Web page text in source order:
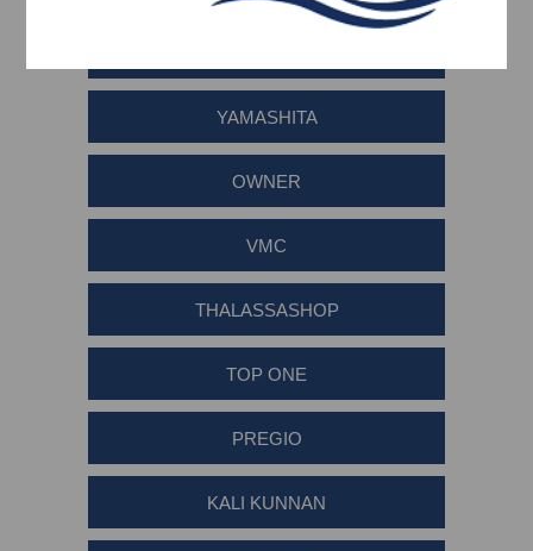
YAMASHITA
OWNER
VMC
THALASSASHOP
TOP ONE
PREGIO
KALI KUNNAN